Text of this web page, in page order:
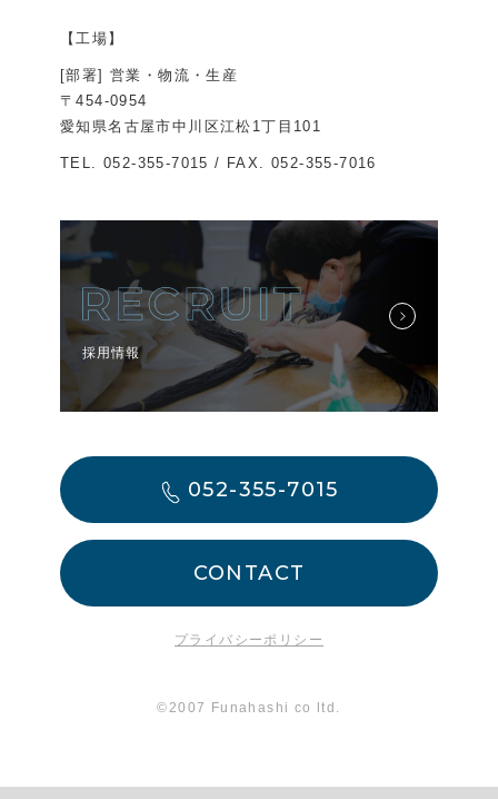
【工場】
[部署] 営業・物流・生産
〒454-0954
愛知県名古屋市中川区江松1丁目101
TEL. 052-355-7015 / FAX. 052-355-7016
採用情報
052-355-7015
CONTACT
プライバシーポリシー
©2007 Funahashi co ltd.